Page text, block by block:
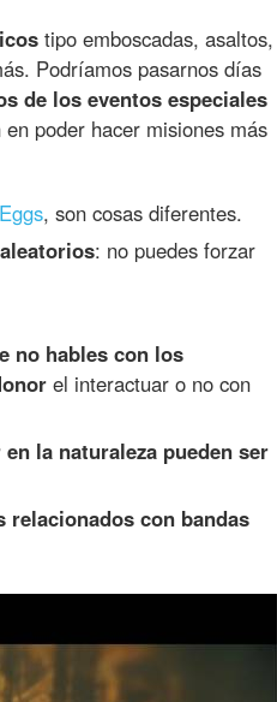
tipo emboscadas, asaltos,
Podríamos pasarnos días
de los eventos especiales
poder hacer misiones más
, son cosas diferentes.
: no puedes forzar
no hables con los
el interactuar o no con
la naturaleza pueden ser
relacionados con bandas